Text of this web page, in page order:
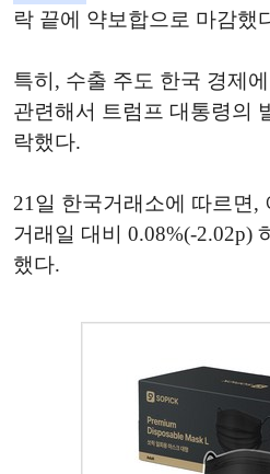
락 끝에 약보합으로 마감했
특히, 수출 주도 한국 경제
관련해서 트럼프 대통령의
락했다.
21일 한국거래소에 따르면,
거래일 대비 0.08%(-2.02p)
했다.